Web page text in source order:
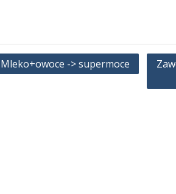
-> supermoce